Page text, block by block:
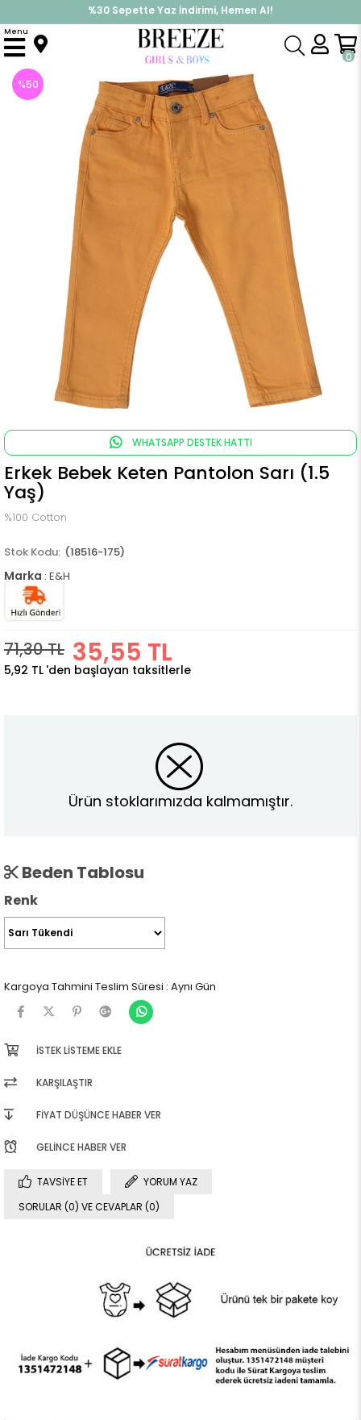
%30 Sepette Yaz İndirimi, Hemen Al!
İndirimlere ek %10 İndirimi Kap, Hemen Üye Ol!
0
Menu
Anasayfa Alt Giyim Pantolon Erkek Bebek Keten Pantolon Sarı (1.5 Yaş)
%50
WHATSAPP DESTEK HATTI
Erkek Bebek Keten Pantolon Sarı (1.5
Yaş)
%100 Cotton
(18516-175)
Marka : E&H
71,30 TL 35,55 TL
5,92 TL 'den başlayan taksitlerle
Ürün stoklarımızda kalmamıştır.
Beden Tablosu
Renk
Kargoya Tahmini Teslim Süresi : Aynı Gün
İSTEK LISTEME EKLE
KARŞILAŞTIR
FIYAT DÜŞÜNCE HABER VER
GELINCE HABER VER
TAVSIYE ET
YORUM YAZ
SORULAR (0) VE CEVAPLAR (0)